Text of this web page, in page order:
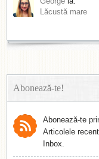
Lăcustă mare
Abonează-te!
Abonează-te
Articolele
Inbox.